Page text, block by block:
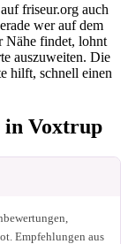
friseur.org auch
wer auf dem
Nähe findet, lohnt
auszuweiten. Die
hilft, schnell einen
in Voxtrup
Empfehlungen aus